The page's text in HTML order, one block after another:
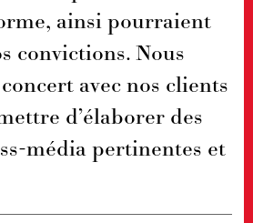
ainsi pourraient
convictions. Nous
avec nos clients
d’élaborer des
média pertinentes et